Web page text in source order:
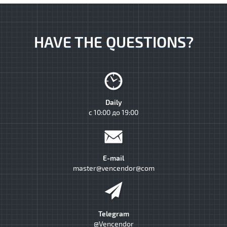
HAVE THE QUESTIONS?
Daily
с 10:00 до 19:00
E-mail
master@vencendor@com
Telegram
@Vencendor